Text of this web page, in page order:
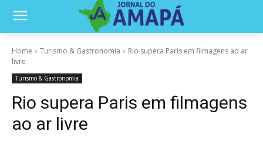
Home Turismo & Gastronomia
Rio supera Paris em filmagens ao ar
livre
Turismo & Gastronomia
Rio supera Paris em filmagens
ao ar livre